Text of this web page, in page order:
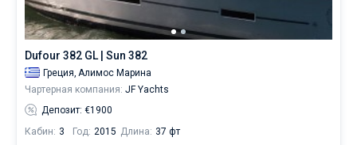
Dufour 382 GL | Sun 382
Греция, Алимос Марина
Чартерная компания: JF Yachts
Депозит: €1900
Кабин: 3 Год: 2015 Длина: 37 фт